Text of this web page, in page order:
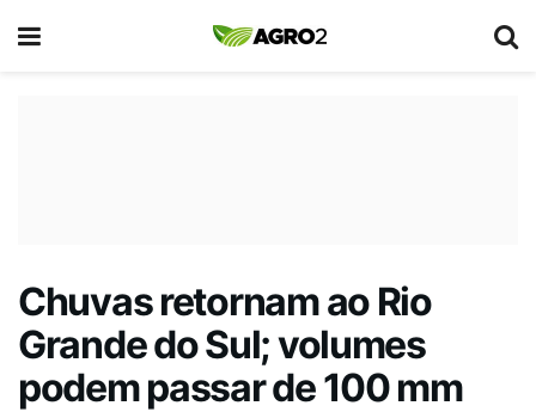
Chuvas retornam ao Rio
Grande do Sul; volumes
podem passar de 100 mm